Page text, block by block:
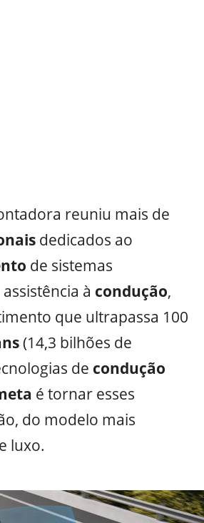
reuniu mais de
dedicados ao
de sistemas
à condução,
que ultrapassa 100
(14,3 bilhões de
de condução
é tornar esses
do modelo mais
luxo.